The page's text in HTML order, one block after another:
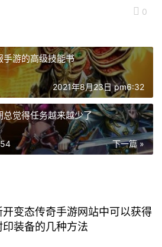
0
手游的高级技能书
2021年8月23日 pm6:32
觉得任务越来越少了
下一篇 »
开变态传奇手游网站中可以获得
印装备的几种方法